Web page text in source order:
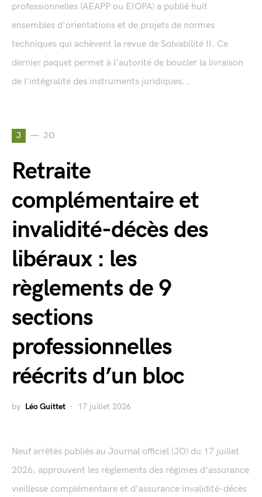
professionnelles (AEAPP ou EIOPA) a publié huit
ensembles d'orientations et de projets de normes
techniques qui achèvent la revue de Solvabilité II. Ce
dernier paquet permet à l'autorité de boucler la livraison
de l'intégralité des instruments juridiques...
J JO
Retraite
complémentaire et
invalidité-décès des
libéraux : les
règlements de 9
sections
professionnelles
réécrits d’un bloc
by Léo Guittet 17 juillet 2026
Neuf arrêtés publiés au Journal officiel (JO) du 17 juillet
2026, approuvent les règlements des régimes d'assurance
vieillesse complémentaire et d'assurance invalidité-décès